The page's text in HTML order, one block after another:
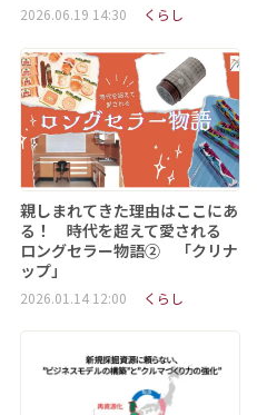
2026.06.19 14:30 くらし
親しまれてきた理由はここにあ
る！ 時代を超えて愛される
ロングセラー物語② 「クリナ
ップ」
2026.01.14 12:00 くらし